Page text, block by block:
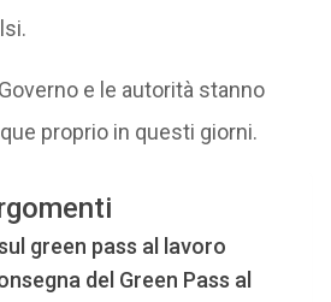
e le autorità stanno
proprio in questi giorni.
green pass al lavoro
del Green Pass al